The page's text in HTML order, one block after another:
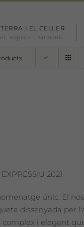
I EL CELLER
respecte i harmonia
2021
únic. El
dissenyada per
i elegant